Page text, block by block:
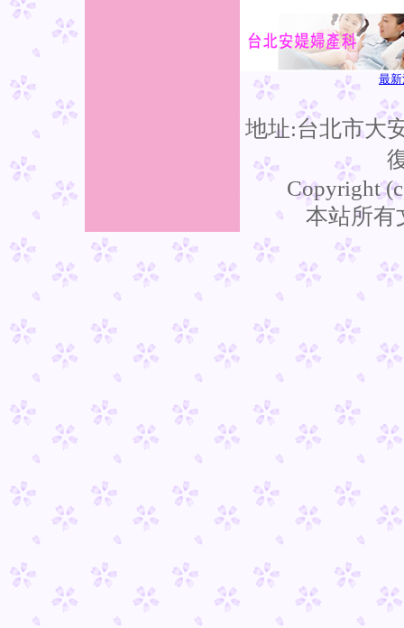
最
地址:台北市大
Copyright
本站所有